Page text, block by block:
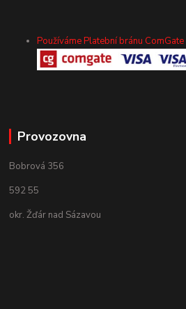
Používáme Platební bránu ComGate
Provozovna
Bobrová 356
592 55
okr. Žďár nad Sázavou